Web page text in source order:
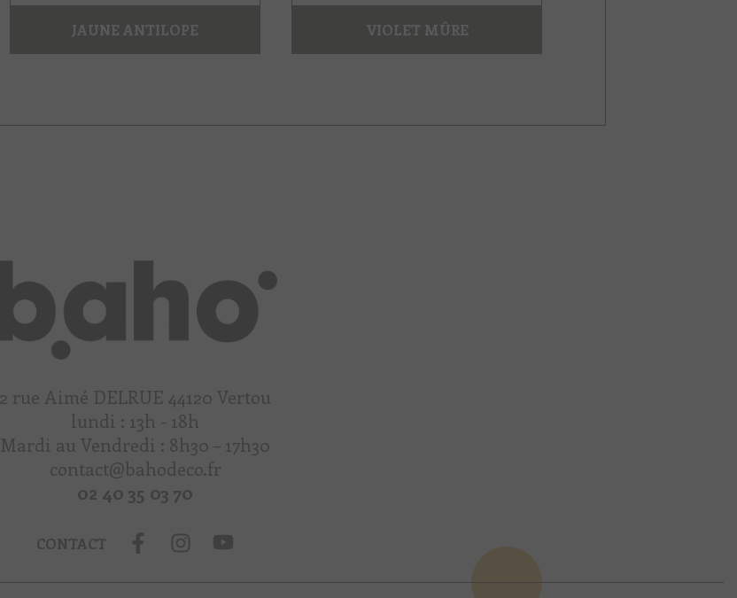
JAUNE ANTILOPE VIOLET MÛRE
2 rue Aimé DELRUE 44120 Vertou
lundi : 13h - 18h
Mardi au Vendredi : 8h30 – 17h30
contact@bahodeco.fr
02 40 35 03 70
CONTACT